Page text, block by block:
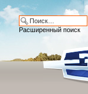
Расширенный поиск